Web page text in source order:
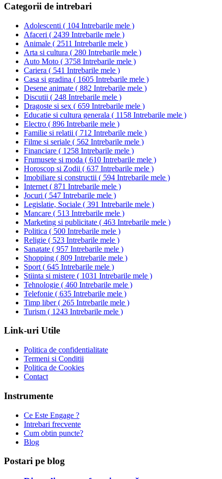
Categorii de intrebari
Adolescenti ( 104 Intrebarile mele )
Afaceri ( 2439 Intrebarile mele )
Animale ( 2511 Intrebarile mele )
Arta si cultura ( 280 Intrebarile mele )
Auto Moto ( 3758 Intrebarile mele )
Cariera ( 541 Intrebarile mele )
Casa si gradina ( 1605 Intrebarile mele )
Desene animate ( 882 Intrebarile mele )
Discutii ( 248 Intrebarile mele )
Dragoste si sex ( 659 Intrebarile mele )
Educatie si cultura generala ( 1158 Intrebarile mele )
Electro ( 896 Intrebarile mele )
Familie si relatii ( 712 Intrebarile mele )
Filme si seriale ( 562 Intrebarile mele )
Financiare ( 1258 Intrebarile mele )
Frumusete si moda ( 610 Intrebarile mele )
Horoscop si Zodii ( 637 Intrebarile mele )
Imobiliare si constructii ( 594 Intrebarile mele )
Internet ( 871 Intrebarile mele )
Jocuri ( 547 Intrebarile mele )
Legislatie, Sociale ( 391 Intrebarile mele )
Mancare ( 513 Intrebarile mele )
Marketing si publicitate ( 463 Intrebarile mele )
Politica ( 500 Intrebarile mele )
Religie ( 523 Intrebarile mele )
Sanatate ( 957 Intrebarile mele )
Shopping ( 809 Intrebarile mele )
Sport ( 645 Intrebarile mele )
Stiinta si mistere ( 1031 Intrebarile mele )
Tehnologie ( 460 Intrebarile mele )
Telefonie ( 635 Intrebarile mele )
Timp liber( 265 Intrebarile mele )
Turism ( 1243 Intrebarile mele )
Link-uri Utile
Politica de confidentialitate
Termeni si Conditii
Politica de Cookies
Contact
Instrumente
Ce Este Engage ?
Intrebari frecvente
Cum obtin puncte?
Blog
Postari pe blog